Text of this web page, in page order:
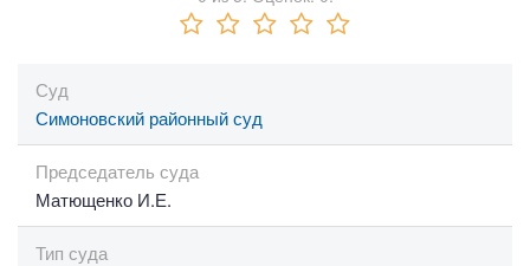
Суд
Симоновский районный суд
Председатель суда
Матющенко И.Е.
Тип суда